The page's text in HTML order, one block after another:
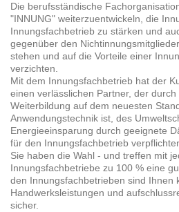
Die berufsständische
"INNUNG" weiterzuentwickeln, die
Innungsfachbetrieb zu stärken und
gegenüber den
stehen und auf die Vorteile einer
verzichten.
Mit dem Innungsfachbetrieb hat der
einen verlässlichen Partner, der
Weiterbildung auf dem neuesten
Anwendungstechnik ist, des
Energieeinsparung durch geeignete
für den Innungsfachbetrieb
Sie haben die Wahl - und treffen mit
Innungsfachbetriebe zu 100 % eine
den Innungsfachbetrieben sind Ihnen
Handwerksleistungen und
sicher.